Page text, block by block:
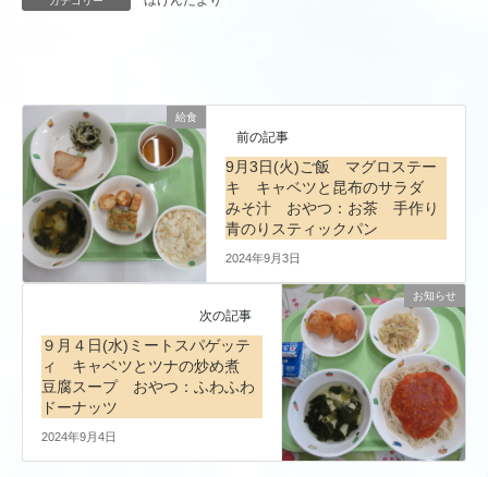
給食
前の記事
9月3日(火)ご飯 マグロステー
キ キャベツと昆布のサラダ
みそ汁 おやつ：お茶 手作り
青のりスティックパン
2024年9月3日
お知らせ
次の記事
９月４日(水)ミートスパゲッテ
ィ キャベツとツナの炒め煮
豆腐スープ おやつ：ふわふわ
ドーナッツ
2024年9月4日